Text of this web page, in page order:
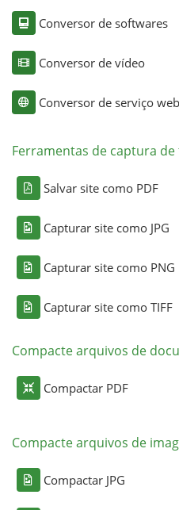
Conversor de softwares
Conversor de vídeo
Conversor de serviço web
Ferramentas de captura
Salvar site como PDF
Capturar site como JPG
Capturar site como PNG
Capturar site como TIFF
Compacte arquivos de
Compactar PDF
Compacte arquivos de
Compactar JPG